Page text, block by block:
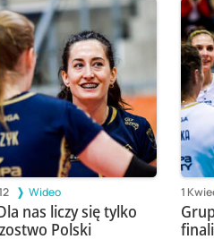
Wideo
nas liczy się tylko
Polski
1